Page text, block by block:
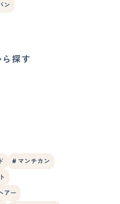
ン
探す
# マンチカン
アー